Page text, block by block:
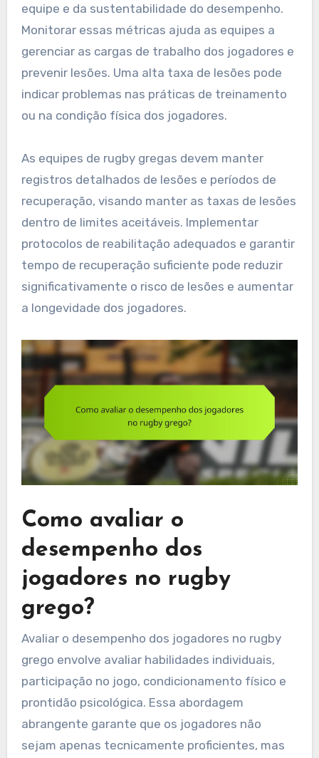
equipe e da sustentabilidade do desempenho.
Monitorar essas métricas ajuda as equipes a
gerenciar as cargas de trabalho dos jogadores e
prevenir lesões. Uma alta taxa de lesões pode
indicar problemas nas práticas de treinamento
ou na condição física dos jogadores.
As equipes de rugby gregas devem manter
registros detalhados de lesões e períodos de
recuperação, visando manter as taxas de lesões
dentro de limites aceitáveis. Implementar
protocolos de reabilitação adequados e garantir
tempo de recuperação suficiente pode reduzir
significativamente o risco de lesões e aumentar
a longevidade dos jogadores.
Como avaliar o
desempenho dos
jogadores no rugby
grego?
Avaliar o desempenho dos jogadores no rugby
grego envolve avaliar habilidades individuais,
participação no jogo, condicionamento físico e
prontidão psicológica. Essa abordagem
abrangente garante que os jogadores não
sejam apenas tecnicamente proficientes, mas